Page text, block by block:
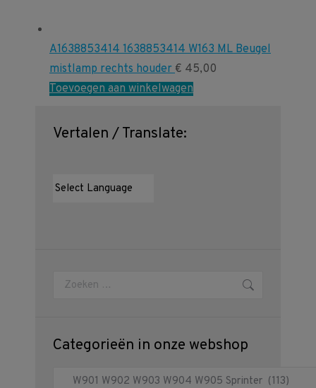
A1638853414 1638853414 W163 ML Beugel
mistlamp rechts houder€ 45,00
Toevoegen aan winkelwagen
Vertalen / Translate:
Zoeken:
Categorieën in onze webshop